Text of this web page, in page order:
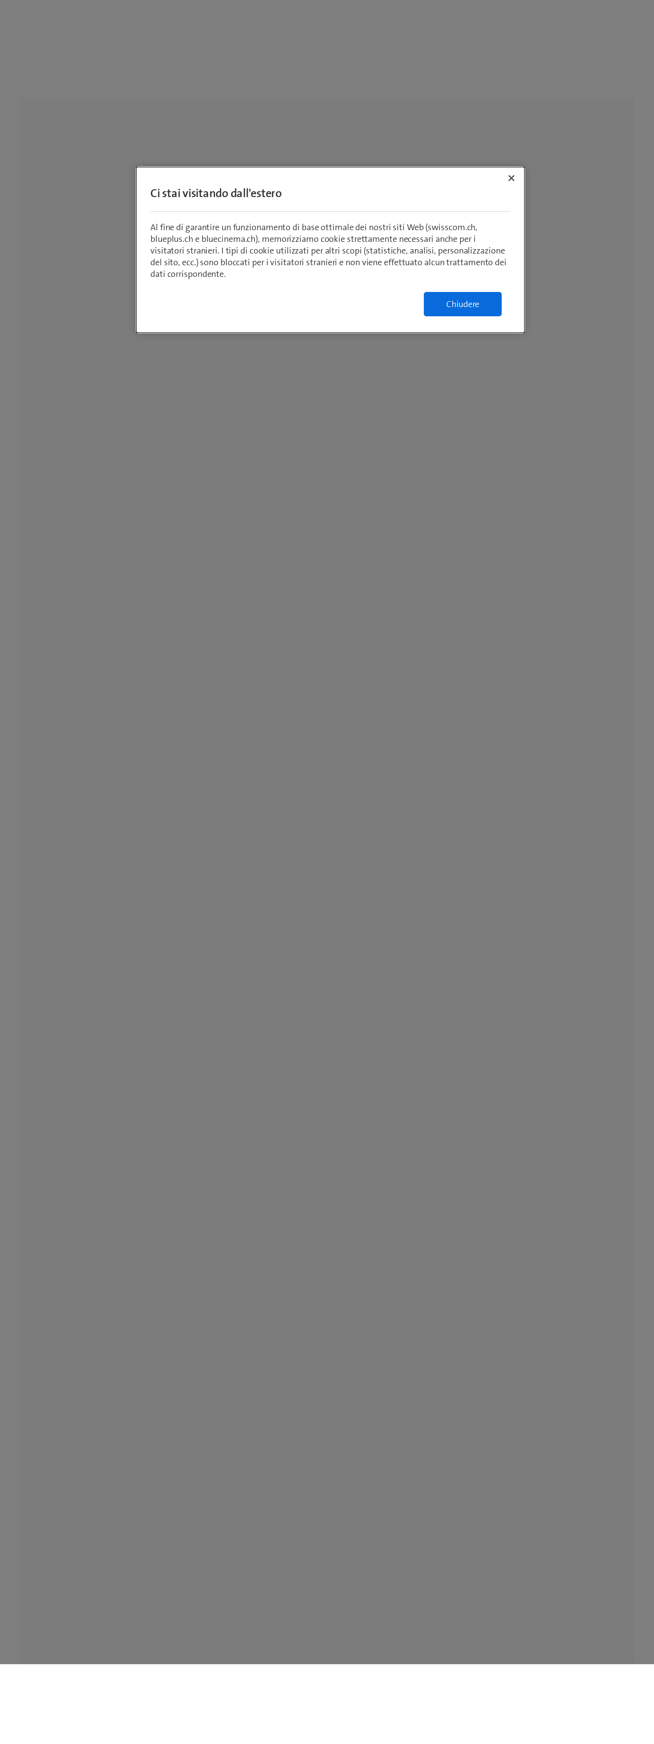
Ci stai visitando dall'estero
Al fine di garantire un funzionamento di base ottimale dei nostri siti Web (swisscom.ch,
blueplus.ch e bluecinema.ch), memorizziamo cookie strettamente necessari anche per i
visitatori stranieri. I tipi di cookie utilizzati per altri scopi (statistiche, analisi, personalizzazione
del sito, ecc.) sono bloccati per i visitatori stranieri e non viene effettuato alcun trattamento dei
dati corrispondente.
Chiudere